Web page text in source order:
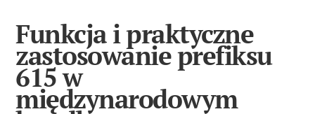
Funkcja i praktyczne
zastosowanie prefiksu
615 w
międzynarodowym